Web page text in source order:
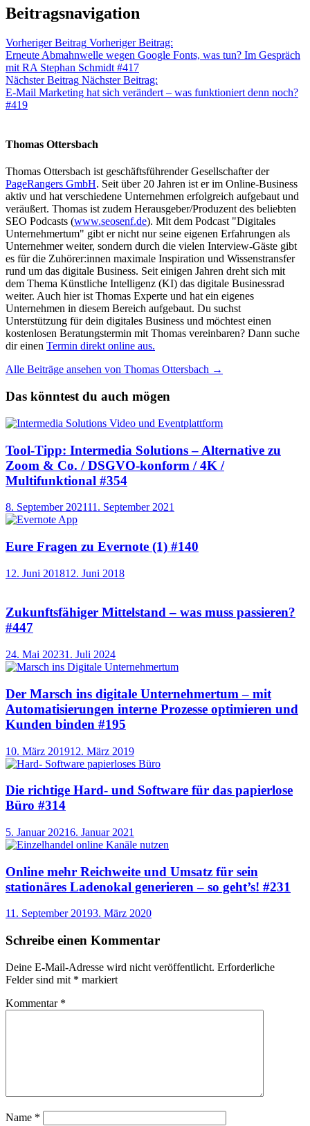
Beitragsnavigation
Vorheriger Beitrag Vorheriger Beitrag:
Erneute Abmahnwelle wegen Google Fonts, was tun? Im Gespräch
mit RA Stephan Schmidt #417
Nächster Beitrag Nächster Beitrag:
E-Mail Marketing hat sich verändert – was funktioniert denn noch?
#419
Thomas Ottersbach
Thomas Ottersbach ist geschäftsführender Gesellschafter der
PageRangers GmbH. Seit über 20 Jahren ist er im Online-Business
aktiv und hat verschiedene Unternehmen erfolgreich aufgebaut und
veräußert. Thomas ist zudem Herausgeber/Produzent des beliebten
SEO Podcasts (www.seosenf.de). Mit dem Podcast "Digitales
Unternehmertum" gibt er nicht nur seine eigenen Erfahrungen als
Unternehmer weiter, sondern durch die vielen Interview-Gäste gibt
es für die Zuhörer:innen maximale Inspiration und Wissenstransfer
rund um das digitale Business. Seit einigen Jahren dreht sich mit
dem Thema Künstliche Intelligenz (KI) das digitale Businessrad
weiter. Auch hier ist Thomas Experte und hat ein eigenes
Unternehmen in diesem Bereich aufgebaut. Du suchst
Unterstützung für dein digitales Business und möchtest einen
kostenlosen Beratungstermin mit Thomas vereinbaren? Dann suche
dir einen Termin direkt online aus.
Alle Beiträge ansehen von Thomas Ottersbach →
Das könntest du auch mögen
Tool-Tipp: Intermedia Solutions – Alternative zu
Zoom & Co. / DSGVO-konform / 4K /
Multifunktional #354
8. September 202111. September 2021
Eure Fragen zu Evernote (1) #140
12. Juni 201812. Juni 2018
Zukunftsfähiger Mittelstand – was muss passieren?
#447
24. Mai 20231. Juli 2024
Der Marsch ins digitale Unternehmertum – mit
Automatisierungen interne Prozesse optimieren und
Kunden binden #195
10. März 201912. März 2019
Die richtige Hard- und Software für das papierlose
Büro #314
5. Januar 20216. Januar 2021
Online mehr Reichweite und Umsatz für sein
stationäres Ladenokal generieren – so geht’s! #231
11. September 20193. März 2020
Schreibe einen Kommentar
Deine E-Mail-Adresse wird nicht veröffentlicht. Erforderliche
Felder sind mit * markiert
Kommentar *
Name *